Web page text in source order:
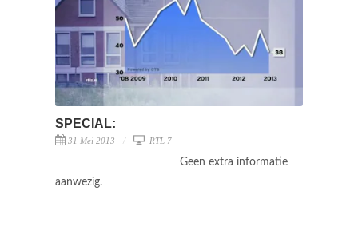
SPECIAL:
31 Mei 2013 RTL 7
Geen extra informatie
aanwezig.